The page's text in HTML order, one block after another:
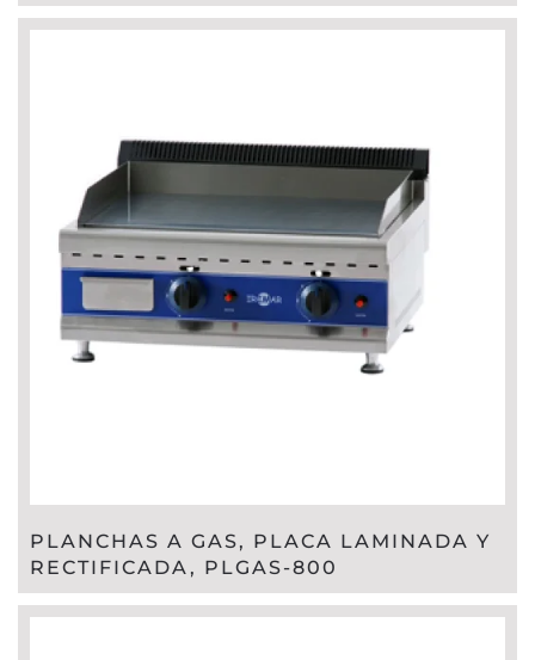
PLANCHAS A GAS, PLACA LAMINADA Y
RECTIFICADA, PLGAS-800